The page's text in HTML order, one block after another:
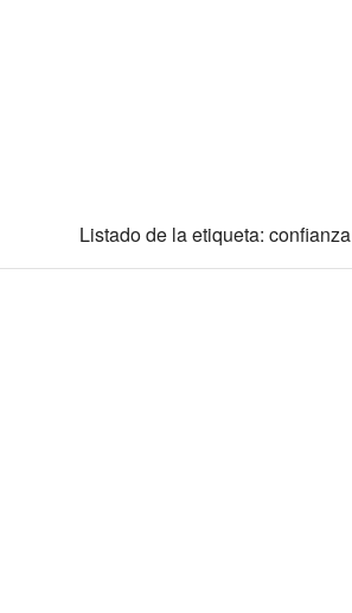
Listado de la etiqueta: confianza